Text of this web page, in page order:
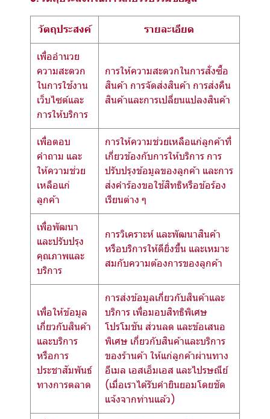
วัตถุประสงค์
รายละเอียด
เพื่ออำนวย
ความสะดวก
ในการใช้งาน
เว็บไซต์และ
การให้บริการ
การให้ความสะดวกในการสั่งซื้อ
สินค้า การจัดส่งสินค้า การส่งคืน
สินค้าและการเปลี่ยนแปลงสินค้า
เพื่อตอบ
คำถาม และ
ให้ความช่วย
เหลือแก่
ลูกค้า
การให้ความช่วยเหลือแก่ลูกค้าที่
เกี่ยวข้องกับการให้บริการ การ
ปรับปรุงข้อมูลของลูกค้า และการ
ส่งคำร้องขอใช้สิทธิหรือข้อร้อง
เรียนต่าง ๆ
เพื่อพัฒนา
และปรับปรุง
คุณภาพและ
บริการ
การวิเคราะห์ และพัฒนาสินค้า
หรือบริการให้ดียิ่งขึ้น และเหมาะ
สมกับความต้องการของลูกค้า
เพื่อให้ข้อมูล
เกี่ยวกับสินค้า
และบริการ
หรือการ
ประชาสัมพันธ์
ทางการตลาด
การส่งข้อมูลเกี่ยวกับสินค้าและ
บริการ เพื่อมอบสิทธิพิเศษ
โปรโมชัน ส่วนลด และข้อเสนอ
พิเศษ เกี่ยวกับสินค้าและบริการ
ของร้านค้า ให้แก่ลูกค้าผ่านทาง
อีเมล เอสเอ็มเอส และไปรษณีย์
(เมื่อเราได้รับคำยินยอมโดยชัด
แจ้งจากท่านแล้ว)